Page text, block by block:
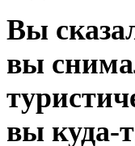
Вы
вы
вы куда-